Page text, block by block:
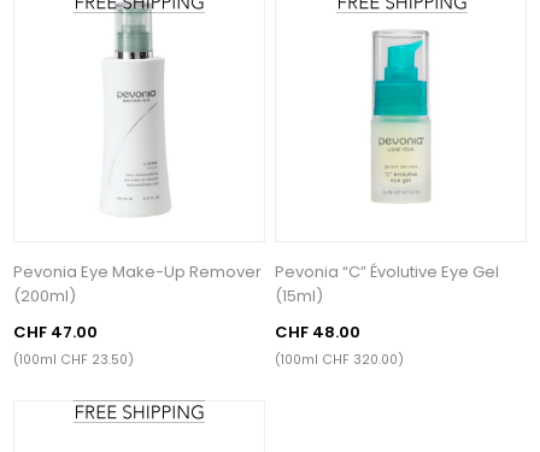
Pevonia Eye Make-Up Remover
(200ml)
CHF 47.00
(100ml CHF 23.50)
Pevonia “C” Évolutive Eye Gel
(15ml)
CHF 48.00
(100ml CHF 320.00)